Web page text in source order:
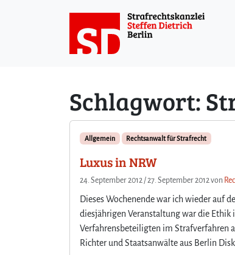
Schlagwort:
Allgemein Rechtsanwalt für Strafrecht
Luxus in NRW
24. September 2012 /27. September 2012von
Dieses Wochenende war ich wieder auf
diesjährigen Veranstaltung war die Ethik
Verfahrensbeteiligten im Strafverfahren
Richter und Staatsanwälte aus Berlin